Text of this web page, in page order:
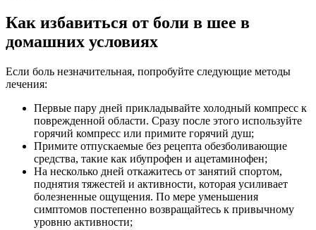
Как избавиться от боли в шее в
домашних условиях
Если боль незначительная, попробуйте следующие методы
лечения:
Первые пару дней прикладывайте холодный компресс к
поврежденной области. Сразу после этого используйте
горячий компресс или примите горячий душ;
Примите отпускаемые без рецепта обезболивающие
средства, такие как ибупрофен и ацетаминофен;
На несколько дней откажитесь от занятий спортом,
поднятия тяжестей и активности, которая усиливает
болезненные ощущения. По мере уменьшения
симптомов постепенно возвращайтесь к привычному
уровню активности;